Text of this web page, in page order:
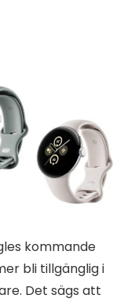
kommande
bli tillgänglig i
Det sägs att